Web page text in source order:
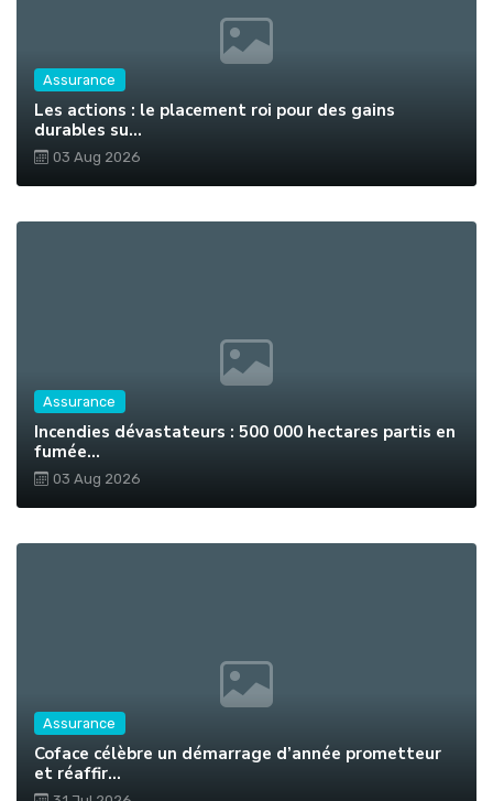
Assurance
Les actions : le placement roi pour des gains
durables su...
03 Aug 2026
Assurance
Incendies dévastateurs : 500 000 hectares partis en
fumée...
03 Aug 2026
Assurance
Coface célèbre un démarrage d’année prometteur
et réaffir...